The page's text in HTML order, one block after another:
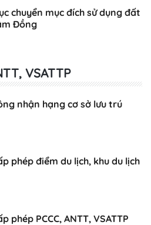
chuyển mục đích sử dụng đất
Đồng
VSATTP
nhận hạng cơ sở lưu trú
phép điểm du lịch, khu du lịch
phép PCCC, ANTT, VSATTP